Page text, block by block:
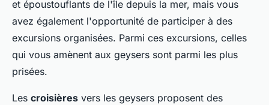
et époustouflants de l'île depuis la mer, mais vous
avez également l'opportunité de participer à des
excursions organisées. Parmi ces excursions, celles
qui vous amènent aux geysers sont parmi les plus
prisées.
Les croisières vers les geysers proposent des